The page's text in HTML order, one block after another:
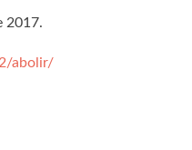
2017.
abolir/